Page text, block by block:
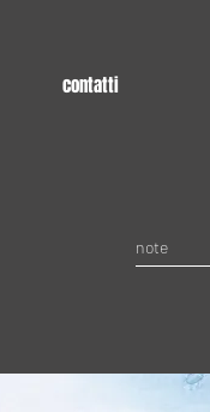
contatti
note